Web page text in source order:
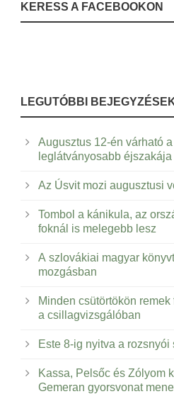
KERESS A FACEBOOKON
LEGUTÓBBI
Augusztus 12-én várható
leglátványosabb éjszakája
Az Úsvit mozi augusztusi
Tombol a kánikula, az
foknál is melegebb lesz
A szlovákiai magyar
mozgásban
Minden csütörtökön
a csillagvizsgálóban
Este 8-ig nyitva a rozsnyói
Kassa, Pelsőc és Zólyom
Gemeran gyorsvonat